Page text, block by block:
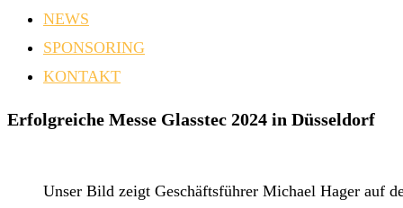
NEWS
SPONSORING
KONTAKT
Erfolgreiche Messe Glasstec 2024 in Düsseldorf
Unser Bild zeigt Geschäftsführer Michael Hager auf